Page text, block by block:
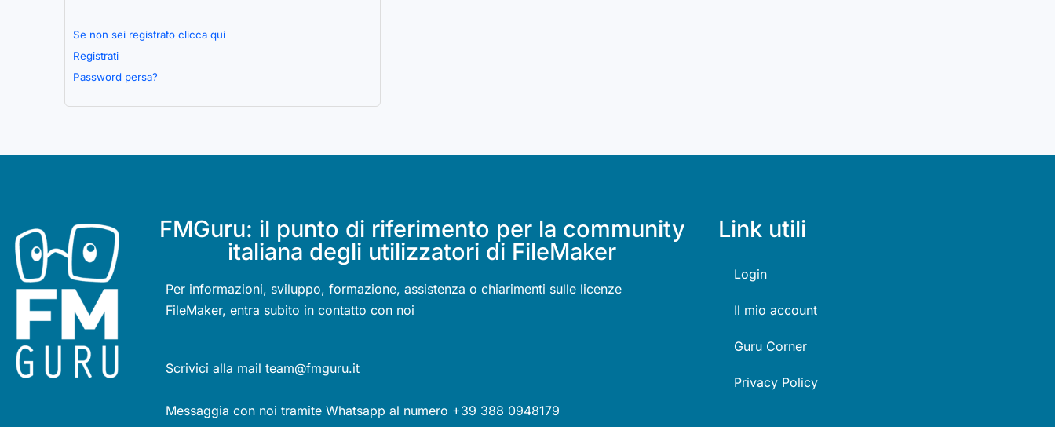
Se non sei registrato clicca qui
Registrati
Password persa?
FMGuru: il punto di riferimento per la community
italiana degli utilizzatori di FileMaker
Per informazioni, sviluppo, formazione, assistenza o chiarimenti sulle licenze
FileMaker, entra subito in contatto con noi
Scrivici alla mail team@fmguru.it
Messaggia con noi tramite Whatsapp al numero +39 388 0948179
Link utili
Login
Il mio account
Guru Corner
Privacy Policy